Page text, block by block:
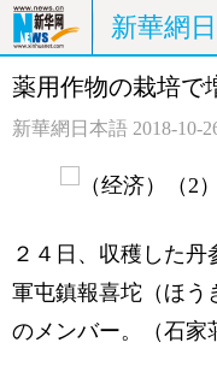
新華網
ホームページ
薬用作物の栽培
新華網日本語 2018-10-
２４日、収穫した
軍屯鎮報喜坨（ほう
のメンバー。（石家